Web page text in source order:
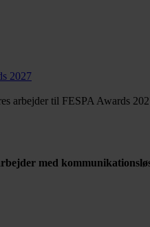
2027
arbejder til FESPA Awards
med